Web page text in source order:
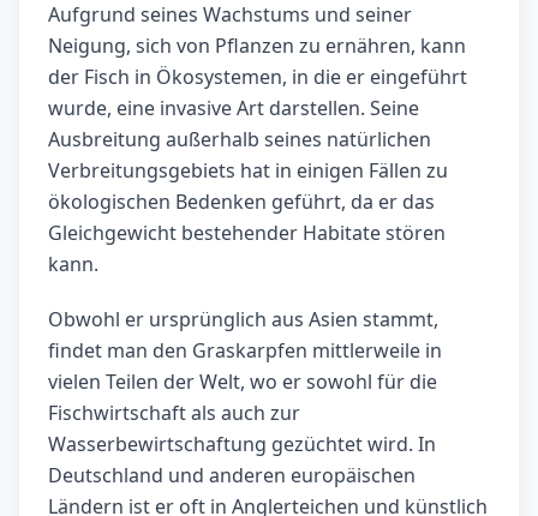
Aufgrund seines Wachstums und seiner
Neigung, sich von Pflanzen zu ernähren, kann
der Fisch in Ökosystemen, in die er eingeführt
wurde, eine invasive Art darstellen. Seine
Ausbreitung außerhalb seines natürlichen
Verbreitungsgebiets hat in einigen Fällen zu
ökologischen Bedenken geführt, da er das
Gleichgewicht bestehender Habitate stören
kann.
Obwohl er ursprünglich aus Asien stammt,
findet man den Graskarpfen mittlerweile in
vielen Teilen der Welt, wo er sowohl für die
Fischwirtschaft als auch zur
Wasserbewirtschaftung gezüchtet wird. In
Deutschland und anderen europäischen
Ländern ist er oft in Anglerteichen und künstlich